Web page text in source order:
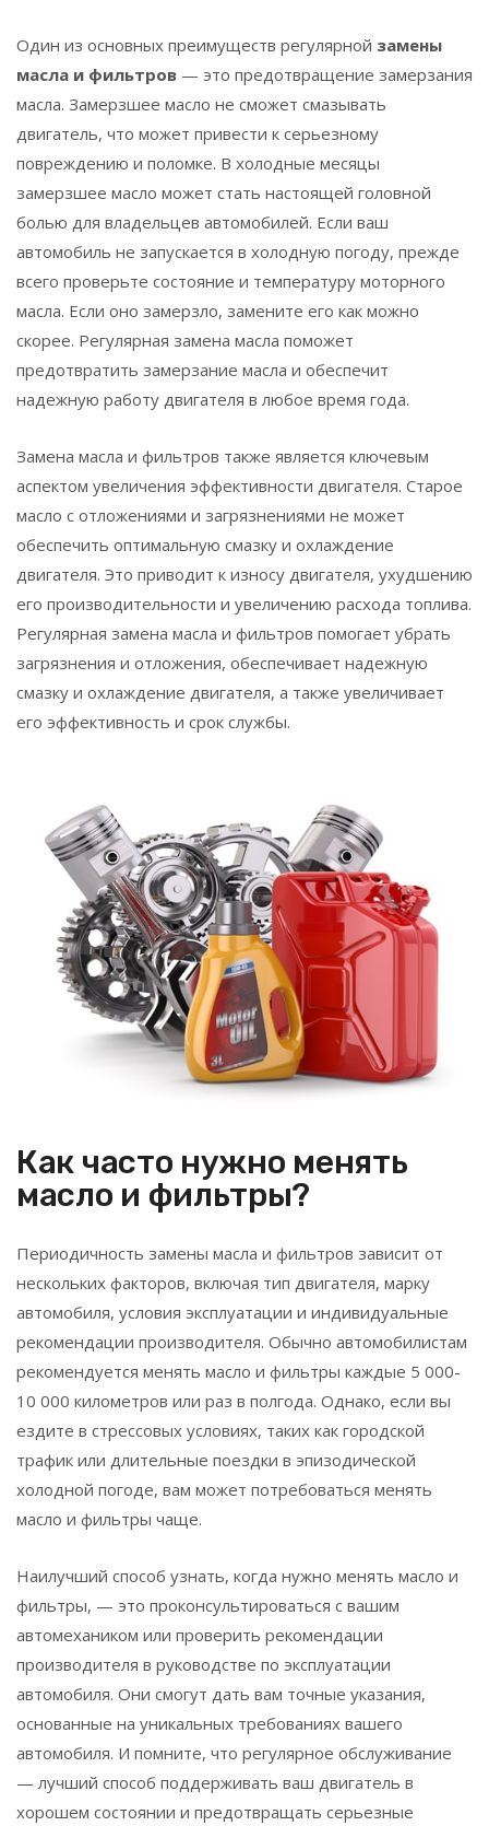
Один из основных преимуществ регулярной замены
масла и фильтров — это предотвращение замерзания
масла. Замерзшее масло не сможет смазывать
двигатель, что может привести к серьезному
повреждению и поломке. В холодные месяцы
замерзшее масло может стать настоящей головной
болью для владельцев автомобилей. Если ваш
автомобиль не запускается в холодную погоду, прежде
всего проверьте состояние и температуру моторного
масла. Если оно замерзло, замените его как можно
скорее. Регулярная замена масла поможет
предотвратить замерзание масла и обеспечит
надежную работу двигателя в любое время года.
Замена масла и фильтров также является ключевым
аспектом увеличения эффективности двигателя. Старое
масло с отложениями и загрязнениями не может
обеспечить оптимальную смазку и охлаждение
двигателя. Это приводит к износу двигателя, ухудшению
его производительности и увеличению расхода топлива.
Регулярная замена масла и фильтров помогает убрать
загрязнения и отложения, обеспечивает надежную
смазку и охлаждение двигателя, а также увеличивает
его эффективность и срок службы.
Как часто нужно менять
масло и фильтры?
Периодичность замены масла и фильтров зависит от
нескольких факторов, включая тип двигателя, марку
автомобиля, условия эксплуатации и индивидуальные
рекомендации производителя. Обычно автомобилистам
рекомендуется менять масло и фильтры каждые 5 000-
10 000 километров или раз в полгода. Однако, если вы
ездите в стрессовых условиях, таких как городской
трафик или длительные поездки в эпизодической
холодной погоде, вам может потребоваться менять
масло и фильтры чаще.
Наилучший способ узнать, когда нужно менять масло и
фильтры, — это проконсультироваться с вашим
автомехаником или проверить рекомендации
производителя в руководстве по эксплуатации
автомобиля. Они смогут дать вам точные указания,
основанные на уникальных требованиях вашего
автомобиля. И помните, что регулярное обслуживание
— лучший способ поддерживать ваш двигатель в
хорошем состоянии и предотвращать серьезные